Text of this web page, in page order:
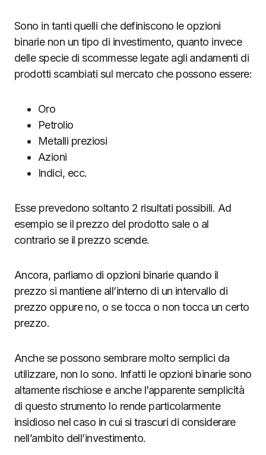
Sono in tanti quelli che definiscono le opzioni
binarie non un tipo di investimento, quanto invece
delle specie di scommesse legate agli andamenti di
prodotti scambiati sul mercato che possono essere:
Oro
Petrolio
Metalli preziosi
Azioni
Indici, ecc.
Esse prevedono soltanto 2 risultati possibili. Ad
esempio se il prezzo del prodotto sale o al
contrario se il prezzo scende.
Ancora, parliamo di opzioni binarie quando il
prezzo si mantiene all’interno di un intervallo di
prezzo oppure no, o se tocca o non tocca un certo
prezzo.
Anche se possono sembrare molto semplici da
utilizzare, non lo sono. Infatti le opzioni binarie sono
altamente rischiose e anche l’apparente semplicità
di questo strumento lo rende particolarmente
insidioso nel caso in cui si trascuri di considerare
nell’ambito dell’investimento.